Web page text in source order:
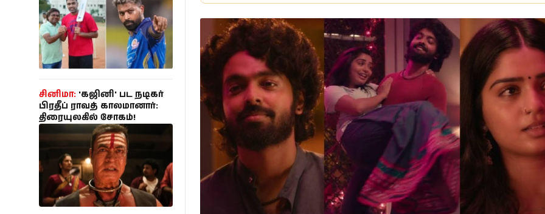
ஆன்மீகம்
உண்மையை சொன்ன
அஸ்வின் நண்பர்!
சினிமா: 'கஜினி' பட நடிகர்
பிரதீப் ராவத் காலமானார்:
திரையுலகில் சோகம்!